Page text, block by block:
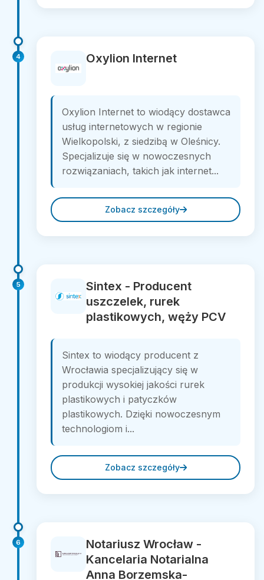
4 Oxylion Internet
Oxylion Internet to wiodący dostawca
usług internetowych w regionie
Wielkopolski, z siedzibą w Oleśnicy.
Specjalizuje się w nowoczesnych
rozwiązaniach, takich jak internet...
Zobacz szczegóły
5
Sintex - Producent
uszczelek, rurek
plastikowych, węży PCV
Sintex to wiodący producent z
Wrocławia specjalizujący się w
produkcji wysokiej jakości rurek
plastikowych i patyczków
plastikowych. Dzięki nowoczesnym
technologiom i...
Zobacz szczegóły
6
Notariusz Wrocław -
Kancelaria Notarialna
Anna Borzemska-